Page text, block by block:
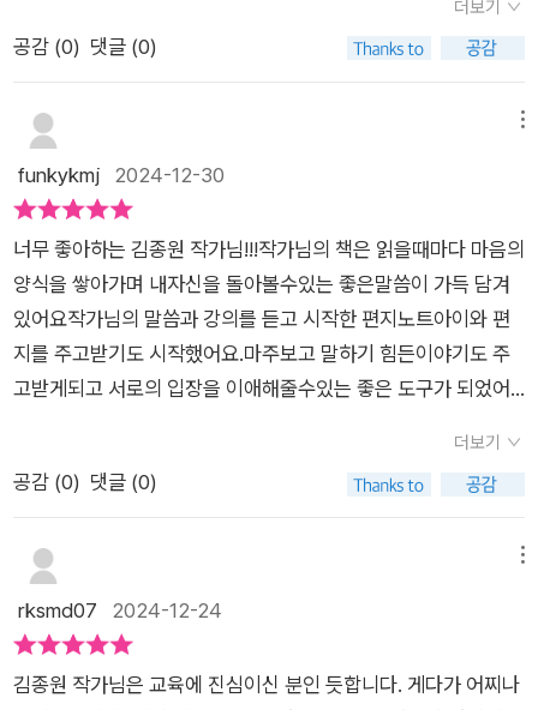
업을 앞두고 있는 아이. 가끔 아이가 보는 유튜브를 보고 있으면,
휘 사용에 실망하기도 한다. <김종원의 초등 필사 일력 365>을
식탁 옆 공간에 두고 필사, 필사가 안될 때는 읽기 활동을 진행하
기 시작했다. 조금은 더 아름다운 마음의 언어를 사용하기를, 보
다 나은 태도와 시선으로 세상을 바라볼 수 있기를 바라며. 다시
만나게 되는 일 년 365일. 작가의 문장을 마음과 노트에 꾹꾹 담
아보자.'세상에는 다양한 사람이 있고, 세상을 바라보는 관점도
모두 달라요. 달라서 특별하고 가치가 있는 거죠. 모두의 관점을
존중하면, 모두에게서 배울 수 있어요.''좋아하는 그림이나 노래
의 특징을 곰곰이 생각해 봐요. 그러면 더 깊이 이해할 수 있게 돼
람이에요.''내가 부당한 대우를 받을 때도 세상에 당당히 소리를
내야 하지만,소중한 사람이 부당한 대우를 받을 때도 나의 일처럼
소리를 내서 정당한 대우를 받을 수 있게 해야 해요.' ** 미자모
서평단으로, 출판사의 도서 지원을 받아 작성한 글입니다.
는 부족하다면서 마음속이 답답하다고 해서 참 난감했습니다. 분
명 우리나라 말의 어휘는 풍부해서 표현할 말이 더할 나위 없이
한계가 꽤 느껴지더라고요. 그래서 조금 더 어휘력을 챙겨주면 좋
총 365쪽으로 세울 수 있도록 탁상형을 제작된 이 책은 아이의
만 눈이 가는 예쁜 일력이에요 ^^ 매일의 날짜와 '오늘의 어휘'와
뜻, 예문을 소리 내 읽습니다. 그리고 그에 대한 5줄 정도의 짧은
글로 이루어져 있어요. 이 짧은 글은 필사하며 마음에 새기는 형
식입니다.​한참 어휘력이 걱정되어서 아이와 단어 사전찾기를 한
적이 있는데요, 아직 초1이라 그런지 사전 찾는 걸 어려워하더라
고요. 그래서 번거롭기도 하고요. 그런데 이렇게 매일 어휘 하나
씩을 읽으니 참 좋더라고요. 이 단어가 이런 뜻이었구나~라고 할
꼈습니다. 이런저런 생각을 일으키기도 하고, 마음이 따뜻하고 편
안해지기도 하고요. 필사는 꼭 새해 1월 1일부터 시작하겠다고 해
서 아직 해보진 않았는데, 겨울 방학 동안 꾸준히 읽고 쓰며 생각
해 보는 습관을 들여보려고 합니다.​어휘 공부와 아름답고 마음을
움직이는 글귀 필사까지 할 수 있는 새해맞이 선물로 제격이라는
더보기
공감 (0) 댓글 (0)
funkykmj 2024-12-30
너무 좋아하는 김종원 작가님!!!작가님의 책은 읽을때마다 마음의
양식을 쌓아가며 내자신을 돌아볼수있는 좋은말씀이 가득 담겨
있어요작가님의 말씀과 강의를 듣고 시작한 편지노트아이와 편
지를 주고받기도 시작했어요.마주보고 말하기 힘든이야기도 주
고받게되고 서로의 입장을 이애해줄수있는 좋은 도구가 되었어
의 도전이 작심삼일로 끝났었는데 편지로인해 일년이 다된 지금
도 내생각과 마음을 써내려가고있게 되었어요무작정 책을 읽고
이끌어주고싶었던 엄마의 생각이었지만,지루함만 가득한 아이의
종원 작가님의 초등필사365일력을 그때 만났더라면 성공할수있
에 발맞춰 초등 아이들이 경험할수있는 초등필사365일력!!!하루
더보기
공감 (0) 댓글 (0)
rksmd07 2024-12-24
김종원 작가님은 교육에 진심이신 분인 듯합니다. 게다가 어찌나